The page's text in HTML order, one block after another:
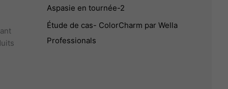
Aspasie en tournée-2
Étude de cas- ColorCharm par Wella
Professionals